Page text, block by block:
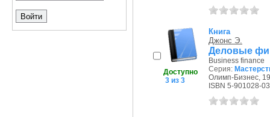
Доступно
3 из 3
Книга
Джонс Э.
Деловые
Business finance
Серия:
Олимп-Бизнес,
ISBN 5-901028-